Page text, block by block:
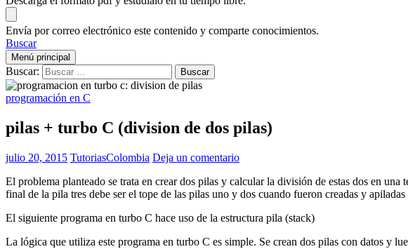
Envía por correo electrónico este contenido y comparte conocimientos.
Buscar
Menú principal
Buscar:
programación en C
pilas + turbo C (division de dos pilas)
julio 20, 2015 TutoriasColombia Deja un comentario
El problema planteado se trata en crear dos pilas y calcular la división de estas dos en
final de la pila tres debe ser el tope de las pilas uno y dos cuando fueron creadas y
El siguiente programa en turbo C hace uso de la estructura pila (stack)
La lógica que utiliza este programa en turbo C es simple. Se crean dos pilas con datos y